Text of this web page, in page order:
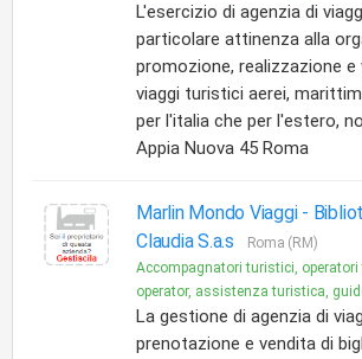
L'esercizio di agenzia di
particolare attinenza alla
promozione, realizzazione e
viaggi turistici aerei,
per l'italia che per l'estero,
Appia Nuova 45 Roma
Marlin Mondo Viaggi -
Claudia S.a.s
Roma (RM)
Accompagnatori turistici,
operator, assistenza turistica,
La gestione di agenzia di
prenotazione e vendita di